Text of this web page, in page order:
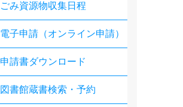
ごみ資源物収集日程
電子申請（オンライン申請）
申請書ダウンロード
図書館蔵書検索・予約